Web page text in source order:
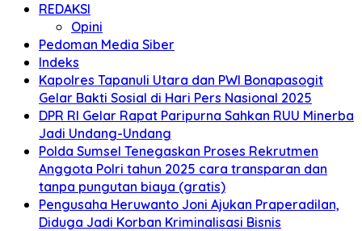
REDAKSI
Opini
Pedoman Media Siber
Indeks
Kapolres Tapanuli Utara dan PWI Bonapasogit
Gelar Bakti Sosial di Hari Pers Nasional 2025
DPR RI Gelar Rapat Paripurna Sahkan RUU Minerba
Jadi Undang-Undang
Polda Sumsel Tenegaskan Proses Rekrutmen
Anggota Polri tahun 2025 cara transparan dan
tanpa pungutan biaya (gratis)
Pengusaha Heruwanto Joni Ajukan Praperadilan,
Diduga Jadi Korban Kriminalisasi Bisnis